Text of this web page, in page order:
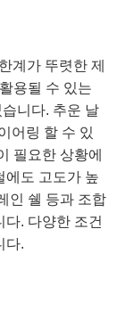
계가 뚜렷한 제
용될 수 있는
니다. 추운 날
어링 할 수 있
필요한 상황에
에도 고도가 높
인 쉘 등과 조합
. 다양한 조건
다.